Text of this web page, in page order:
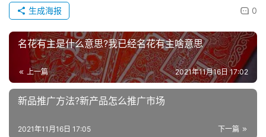
0
生成海报
名花有主是什么意思?我已经名花有主啥意思
上一篇 2021年11月16日 17:02
新品推广方法?新产品怎么推广市场
下一篇
2021年11月16日 17:05